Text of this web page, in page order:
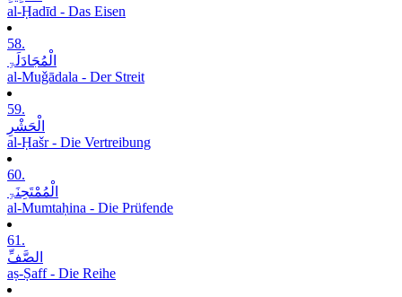
al-Ḥadīd - Das Eisen
58.
الْمُجَادَلَۃِ
al-Muǧādala - Der Streit
59.
الْحَشْرِ
al-Ḥašr - Die Vertreibung
60.
الْمُمْتَحِنَۃِ
al-Mumtaḥina - Die Prüfende
61.
الصَّفِّ
aṣ-Ṣaff - Die Reihe